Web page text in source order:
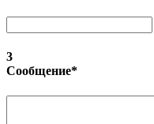
3
Сообщение*